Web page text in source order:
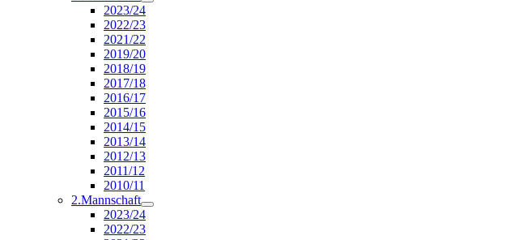
2023/24
2022/23
2021/22
2019/20
2018/19
2017/18
2016/17
2015/16
2014/15
2013/14
2012/13
2011/12
2010/11
2.Mannschaft
2023/24
2022/23